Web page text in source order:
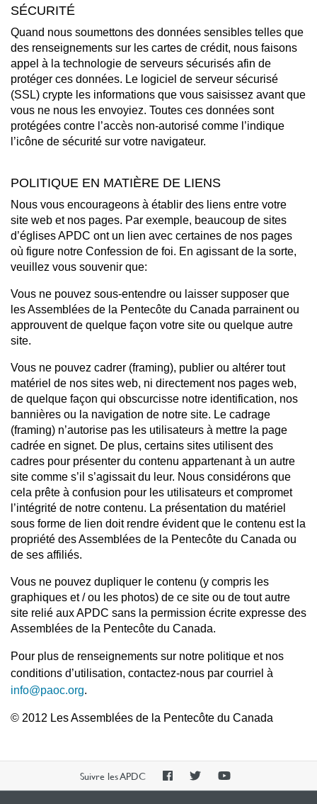
SÉCURITÉ
Quand nous soumettons des données sensibles telles que
des renseignements sur les cartes de crédit, nous faisons
appel à la technologie de serveurs sécurisés afin de
protéger ces données. Le logiciel de serveur sécurisé
(SSL) crypte les informations que vous saisissez avant que
vous ne nous les envoyiez. Toutes ces données sont
protégées contre l’accès non-autorisé comme l’indique
l’icône de sécurité sur votre navigateur.
POLITIQUE EN MATIÈRE DE LIENS
Nous vous encourageons à établir des liens entre votre
site web et nos pages. Par exemple, beaucoup de sites
d’églises APDC ont un lien avec certaines de nos pages
où figure notre Confession de foi. En agissant de la sorte,
veuillez vous souvenir que:
Vous ne pouvez sous-entendre ou laisser supposer que
les Assemblées de la Pentecôte du Canada parrainent ou
approuvent de quelque façon votre site ou quelque autre
site.
Vous ne pouvez cadrer (framing), publier ou altérer tout
matériel de nos sites web, ni directement nos pages web,
de quelque façon qui obscurcisse notre identification, nos
bannières ou la navigation de notre site. Le cadrage
(framing) n’autorise pas les utilisateurs à mettre la page
cadrée en signet. De plus, certains sites utilisent des
cadres pour présenter du contenu appartenant à un autre
site comme s’il s’agissait du leur. Nous considérons que
cela prête à confusion pour les utilisateurs et compromet
l’intégrité de notre contenu. La présentation du matériel
sous forme de lien doit rendre évident que le contenu est la
propriété des Assemblées de la Pentecôte du Canada ou
de ses affiliés.
Vous ne pouvez dupliquer le contenu (y compris les
graphiques et / ou les photos) de ce site ou de tout autre
site relié aux APDC sans la permission écrite expresse des
Assemblées de la Pentecôte du Canada.
Pour plus de renseignements sur notre politique et nos
conditions d’utilisation, contactez-nous par courriel à
info@paoc.org.
© 2012 Les Assemblées de la Pentecôte du Canada
Suivre les APDC
PAOCPAOCPAOC